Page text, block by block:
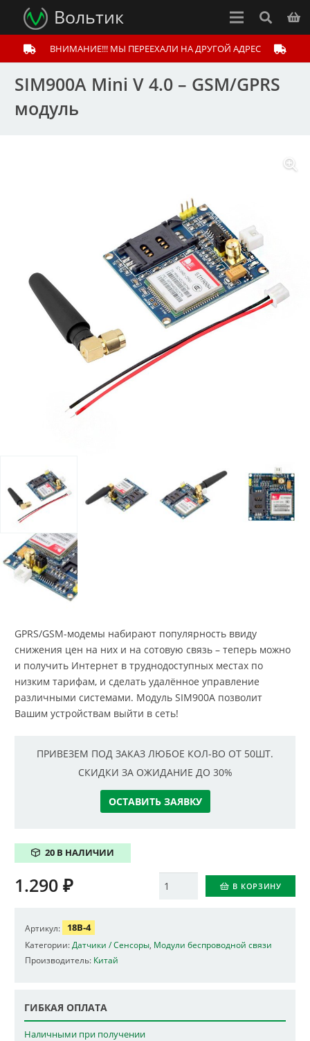
Вольтик
ВНИМАНИЕ!!! МЫ ПЕРЕЕХАЛИ НА ДРУГОЙ АДРЕС
SIM900A Mini V 4.0 – GSM/GPRS
модуль
GPRS/GSM-модемы набирают популярность ввиду
снижения цен на них и на сотовую связь – теперь можно
и получить Интернет в труднодоступных местах по
низким тарифам, и сделать удалённое управление
различными системами. Модуль SIM900A позволит
Вашим устройствам выйти в сеть!
ПРИВЕЗЕМ ПОД ЗАКАЗ ЛЮБОЕ КОЛ-ВО ОТ 50ШТ.
СКИДКИ ЗА ОЖИДАНИЕ ДО 30%
ОСТАВИТЬ ЗАЯВКУ
20 В НАЛИЧИИ
Количество В КОРЗИНУ
1.290 ₽
Артикул: 18B-4
Категории: Датчики / Сенсоры Модули беспроводной связи
Производитель: Китай
ГИБКАЯ ОПЛАТА
Наличными при получении